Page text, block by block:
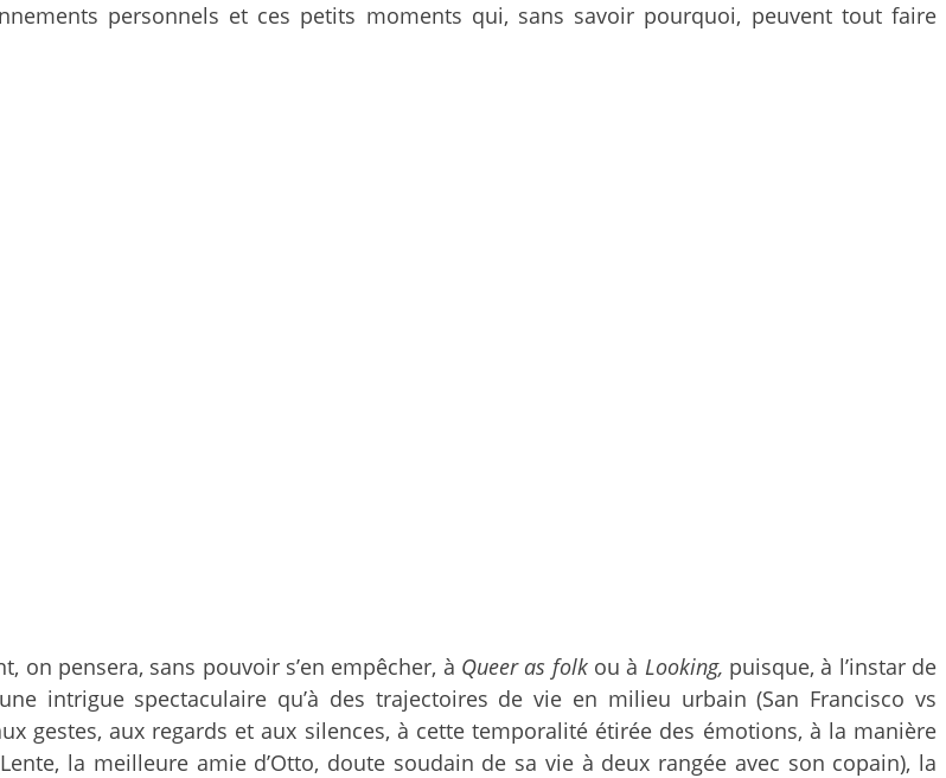
personnels et ces petits moments qui, sans savoir pourquoi, peuvent tout faire
on pensera, sans pouvoir s’en empêcher, à Queer as folkou à Looking, puisque, à l’instar de
intrigue spectaculaire qu’à des trajectoires de vie en milieu urbain (San Francisco vs
gestes, aux regards et aux silences, à cette temporalité étirée des émotions, à la manière
la meilleure amie d’Otto, doute soudain de sa vie à deux rangée avec son copain), la